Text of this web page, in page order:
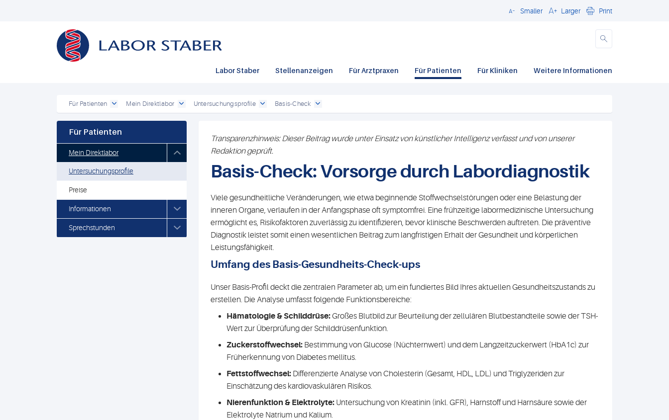
SchließenSmaller Larger Print
Labor Staber Stellenanzeigen Für Arztpraxen Für Patienten Für Kliniken Weitere Informationen
Für Patienten Mein Direktlabor Untersuchungsprofile Basis-Check
Für Patienten
Mein Direktlabor
Untersuchungsprofile
Preise
Informationen
Sprechstunden
Transparenzhinweis: Dieser Beitrag wurde unter Einsatz von künstlicher Intelligenz verfasst und von unserer
Redaktion geprüft.
Basis-Check: Vorsorge durch Labordiagnostik
Viele gesundheitliche Veränderungen, wie etwa beginnende Stoffwechselstörungen oder eine Belastung der
inneren Organe, verlaufen in der Anfangsphase oft symptomfrei. Eine frühzeitige labormedizinische Untersuchung
ermöglicht es, Risikofaktoren zuverlässig zu identifizieren, bevor klinische Beschwerden auftreten. Die präventive
Diagnostik leistet somit einen wesentlichen Beitrag zum langfristigen Erhalt der Gesundheit und körperlichen
Leistungsfähigkeit.
Umfang des Basis-Gesundheits-Check-ups
Unser Basis-Profil deckt die zentralen Parameter ab, um ein fundiertes Bild Ihres aktuellen Gesundheitszustands zu
erstellen. Die Analyse umfasst folgende Funktionsbereiche:
Hämatologie & Schilddrüse:Großes Blutbild zur Beurteilung der zellulären Blutbestandteile sowie der TSH-
Wert zur Überprüfung der Schilddrüsenfunktion.
Zuckerstoffwechsel: Bestimmung von Glucose (Nüchternwert) und dem Langzeitzuckerwert (HbA1c) zur
Früherkennung von Diabetes mellitus.
Fettstoffwechsel: Differenzierte Analyse von Cholesterin (Gesamt, HDL, LDL) und Triglyzeriden zur
Einschätzung des kardiovaskulären Risikos.
Nierenfunktion & Elektrolyte: Untersuchung von Kreatinin (inkl. GFR), Harnstoff und Harnsäure sowie der
Elektrolyte Natrium und Kalium.